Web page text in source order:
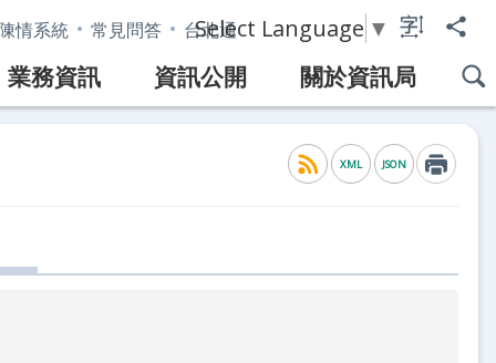
情系統 常見問答 台北通
Select Language ▼
業務資訊 資訊公開 關於資訊局
XML JSON